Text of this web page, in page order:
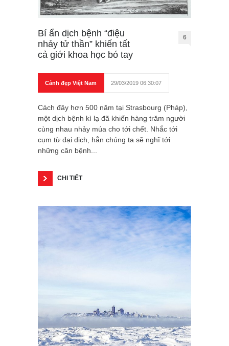
Bí ẩn dịch bệnh “điệu
nhảy tử thần” khiến tất
cả giới khoa học bó tay
6
Cảnh đẹp Việt Nam 29/03/2019 06:30:07
Cách đây hơn 500 năm tại Strasbourg (Pháp),
một dịch bệnh kì lạ đã khiến hàng trăm người
cùng nhau nhảy múa cho tới chết. Nhắc tới
cụm từ đại dịch, hẳn chúng ta sẽ nghĩ tới
những căn bệnh...
CHI TIẾT